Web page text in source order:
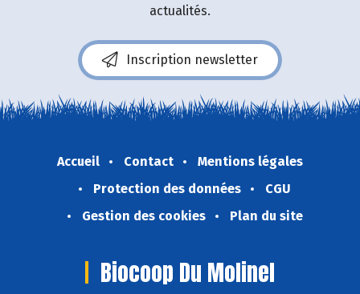
actualités.
Inscription newsletter
Accueil Contact
Mentions légales
Protection des données
CGU
Gestion des cookies
Plan du site
Biocoop Du Molinel